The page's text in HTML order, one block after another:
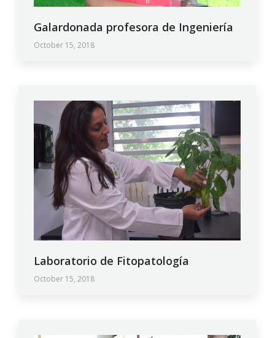
Galardonada profesora de Ingeniería
October 15, 2018
Laboratorio de Fitopatología
October 15, 2018